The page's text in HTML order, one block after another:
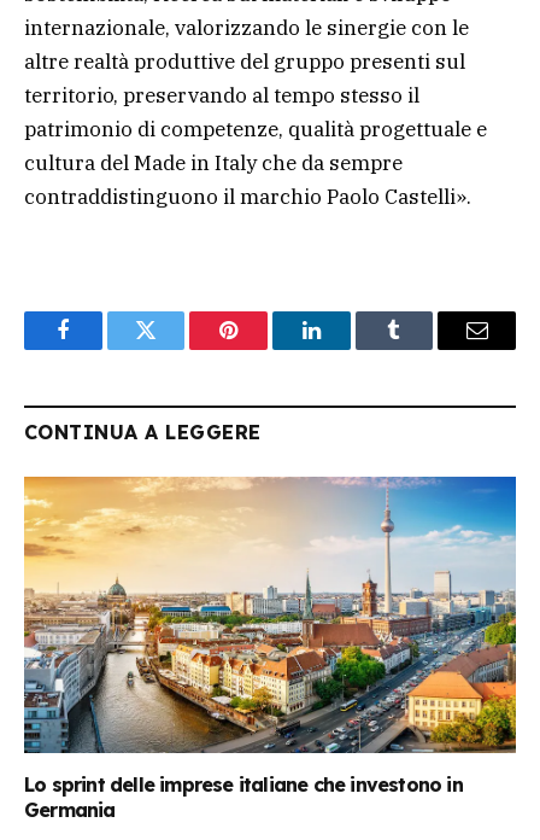
internazionale, valorizzando le sinergie con le
altre realtà produttive del gruppo presenti sul
territorio, preservando al tempo stesso il
patrimonio di competenze, qualità progettuale e
cultura del Made in Italy che da sempre
contraddistinguono il marchio Paolo Castelli».
FacebookTwitter Pinterest LinkedInTumblr Email
CONTINUA A LEGGERE
Lo sprint delle imprese italiane che investono in
Germania